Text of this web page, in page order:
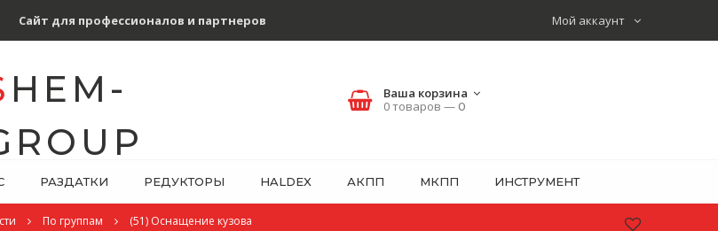
Мой аккаунт
Сайт для профессионалов и партнеров
Ваша корзина
0 товаров —0
РАЗДАТКИ РЕДУКТОРЫ HALDEX АКПП МКПП ИНСТРУМЕНТ
По группам (51) Оснащение кузова